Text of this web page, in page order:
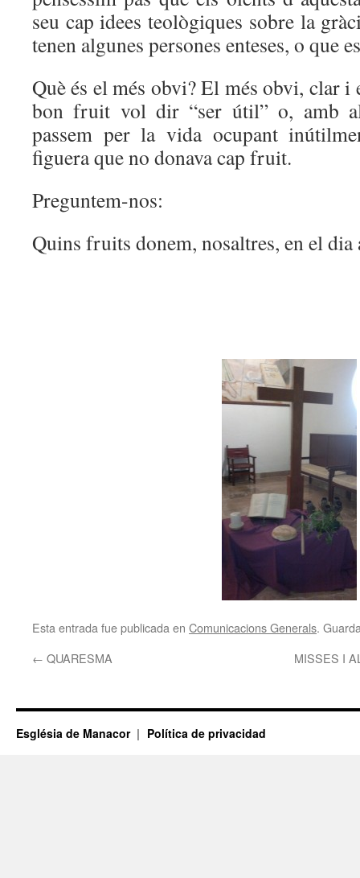
seu cap idees teològiques sobre la
tenen algunes persones enteses, o que
Què és el més obvi? El més obvi, clar i
bon fruit vol dir “ser útil” o, amb
passem per la vida ocupant
figuera que no donava cap fruit.
Preguntem-nos:
Quins fruits donem, nosaltres, en el
Esta entrada fue publicada en Comunicacions Generals.
← QUARESMA MISSES I
Església de Manacor Política de privacidad